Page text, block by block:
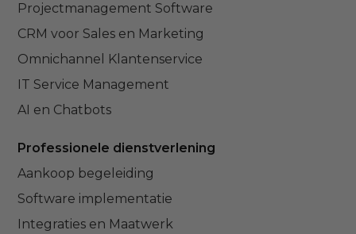
Projectmanagement Software
CRM voor Sales en Marketing
Omnichannel Klantenservice
IT Service Management
AI en Chatbots
Professionele dienstverlening
Aankoop begeleiding
Software implementatie
Integraties en Maatwerk